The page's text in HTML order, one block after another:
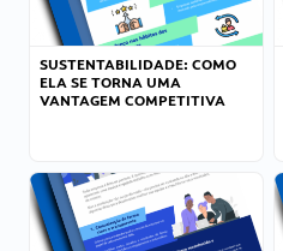
SUSTENTABILIDADE: COMO
ELA SE TORNA UMA
VANTAGEM COMPETITIVA